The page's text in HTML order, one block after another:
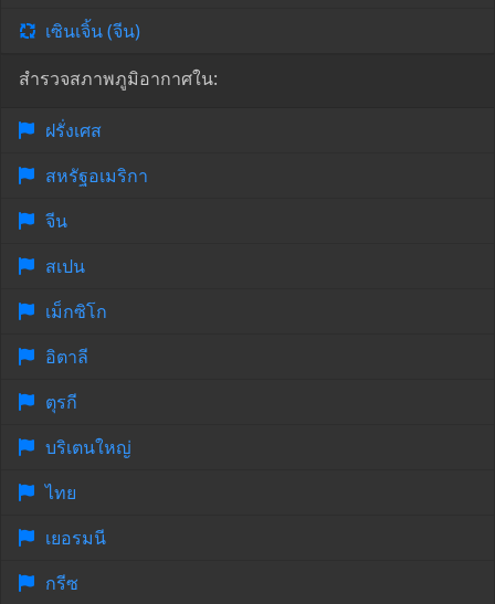
เซินเจิ้น (จีน)
สำรวจสภาพภูมิอากาศใน:
ฝรั่งเศส
สหรัฐอเมริกา
จีน
สเปน
เม็กซิโก
อิตาลี
ตุรกี
บริเตนใหญ่
ไทย
เยอรมนี
กรีซ